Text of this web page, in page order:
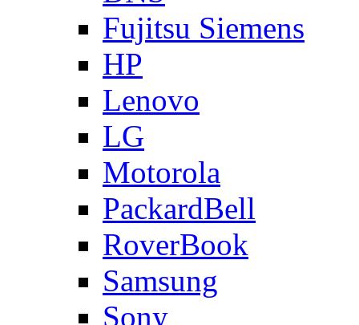
Fujitsu Siemens
HP
Lenovo
LG
Motorola
PackardBell
RoverBook
Samsung
Sony